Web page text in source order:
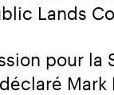
Lands
pour la